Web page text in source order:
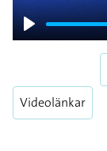
Play
Videolänkar